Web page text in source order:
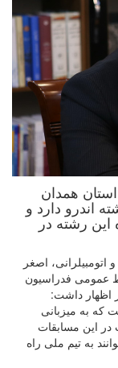
همدان
اندرو دارد و
این رشته در
اصغر
عمومی فدراسیون
اظهار داشت:
که به میزبانی
در این مسابقات
به تیم ملی راه